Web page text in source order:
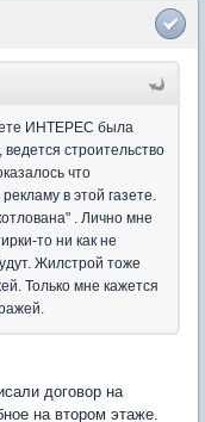
ИНТЕРЕС была
строительство
что
в этой газете.
. Лично мне
то ни как не
Жилстрой тоже
Только мне кажется
договор на
на втором этаже.